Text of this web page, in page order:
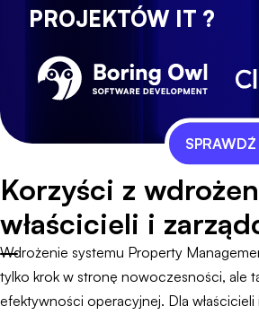
PROJEKTÓW IT ?
Korzyści z
właścicieli i
Wdrożenie systemu Property
tylko krok w stronę nowoczesności, ale
efektywności operacyjnej. Dla